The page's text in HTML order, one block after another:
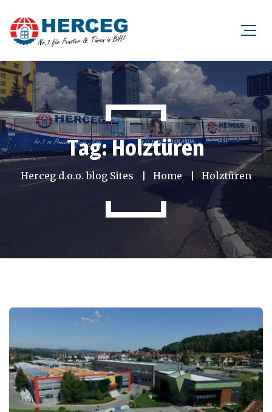
Tag: Holztüren
Herceg d.o.o. blog Sites Home Holztüren